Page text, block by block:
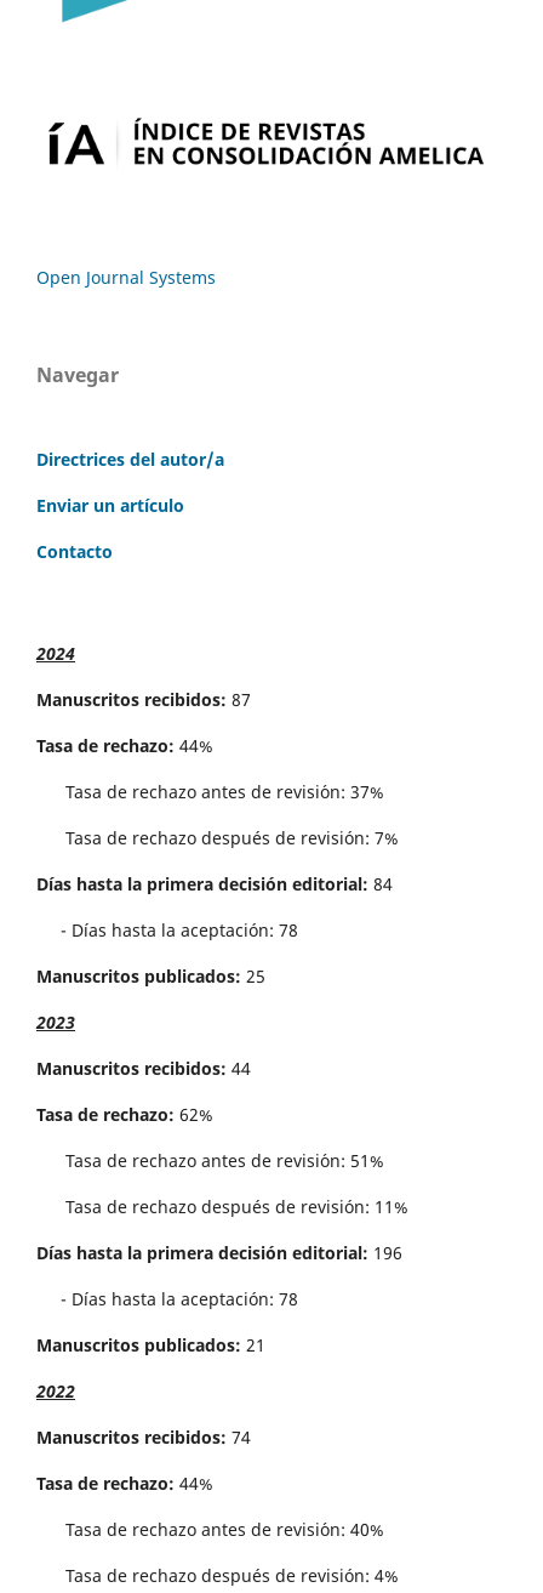
Open Journal Systems
Navegar
Directrices del autor/a
Enviar un artículo
Contacto
2024
Manuscritos recibidos: 87
Tasa de rechazo: 44%
Tasa de rechazo antes de revisi´on: 37%
Tasa de rechazo después de revisión: 7%
Días hasta la primera decisión editorial: 84
- Días hasta la aceptación: 78
Manuscritos publicados: 25
2023
Manuscritos recibidos: 44
Tasa de rechazo: 62%
Tasa de rechazo antes de revisi´on: 51%
Tasa de rechazo después de revisión: 11%
Días hasta la primera decisión editorial: 196
- Días hasta la aceptación: 78
Manuscritos publicados: 21
2022
Manuscritos recibidos: 74
Tasa de rechazo: 44%
Tasa de rechazo antes de revisi´on: 40%
Tasa de rechazo después de revisión: 4%